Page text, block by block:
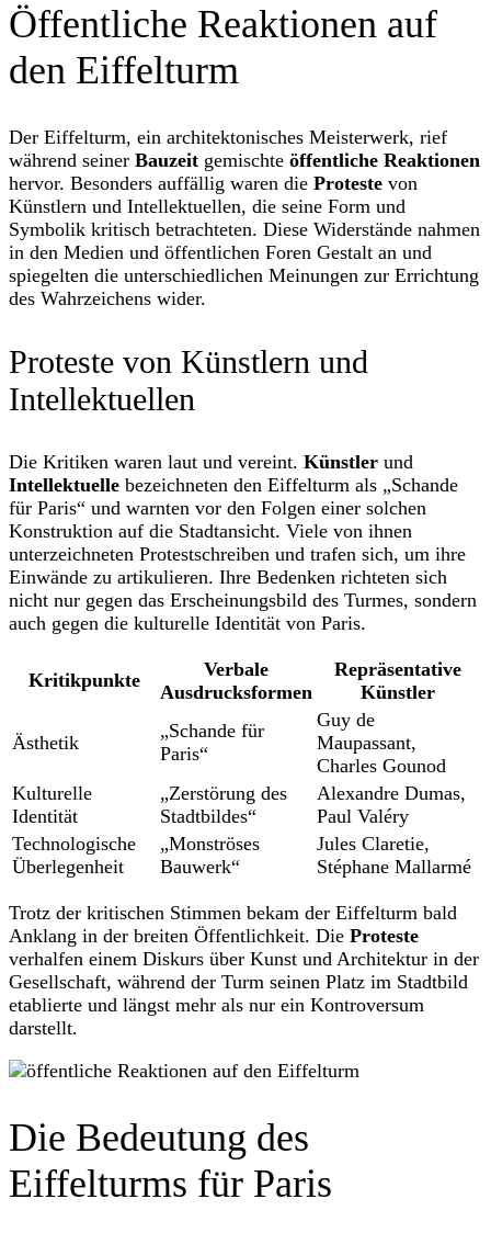
Öffentliche Reaktionen auf
den Eiffelturm
Der Eiffelturm, ein architektonisches Meisterwerk, rief
während seiner Bauzeit gemischte öffentliche Reaktionen
hervor. Besonders auffällig waren die Proteste von
Künstlern und Intellektuellen, die seine Form und
Symbolik kritisch betrachteten. Diese Widerstände nahmen
in den Medien und öffentlichen Foren Gestalt an und
spiegelten die unterschiedlichen Meinungen zur Errichtung
des Wahrzeichens wider.
Proteste von Künstlern und
Intellektuellen
Die Kritiken waren laut und vereint. Künstler und
Intellektuelle bezeichneten den Eiffelturm als „Schande
für Paris“ und warnten vor den Folgen einer solchen
Konstruktion auf die Stadtansicht. Viele von ihnen
unterzeichneten Protestschreiben und trafen sich, um ihre
Einwände zu artikulieren. Ihre Bedenken richteten sich
nicht nur gegen das Erscheinungsbild des Turmes, sondern
auch gegen die kulturelle Identität von Paris.
Kritikpunkte
Verbale
Ausdrucksformen
Repräsentative
Künstler
Ästhetik
„Schande für
Paris“
Guy de
Maupassant,
Charles Gounod
Kulturelle
Identität
„Zerstörung des
Stadtbildes“
Alexandre Dumas,
Paul Valéry
Technologische
Überlegenheit
„Monströses
Bauwerk“
Jules Claretie,
Stéphane Mallarmé
Trotz der kritischen Stimmen bekam der Eiffelturm bald
Anklang in der breiten Öffentlichkeit. Die Proteste
verhalfen einem Diskurs über Kunst und Architektur in der
Gesellschaft, während der Turm seinen Platz im Stadtbild
etablierte und längst mehr als nur ein Kontroversum
darstellt.
Die Bedeutung des
Eiffelturms für Paris